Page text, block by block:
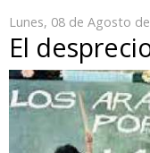
Lunes, 08 de Agosto
El